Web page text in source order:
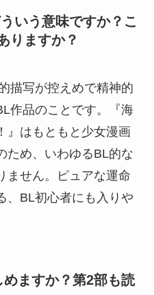
いう意味ですか？こ
りますか？
描写が控えめで精神的
作品のことです。『海
』はもともと少女漫画
ため、いわゆるBL的な
ません。ピュアな運命
、BL初心者にも入りや
ますか？第2部も読